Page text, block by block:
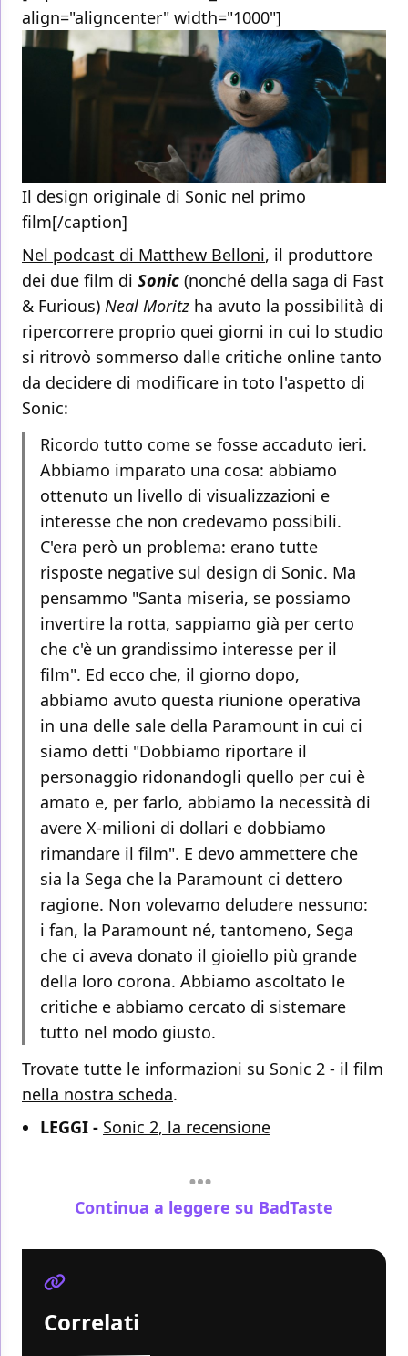
align="aligncenter" width="1000"]
Il design originale di Sonic nel primo
film[/caption]
Nel podcast di Matthew Belloni, il produttore
dei due film di Sonic (nonché della saga di Fast
& Furious) Neal Moritz ha avuto la possibilità di
ripercorrere proprio quei giorni in cui lo studio
si ritrovò sommerso dalle critiche online tanto
da decidere di modificare in toto l'aspetto di
Sonic:
Ricordo tutto come se fosse accaduto ieri.
Abbiamo imparato una cosa: abbiamo
ottenuto un livello di visualizzazioni e
interesse che non credevamo possibili.
C'era però un problema: erano tutte
risposte negative sul design di Sonic. Ma
pensammo "Santa miseria, se possiamo
invertire la rotta, sappiamo già per certo
che c'è un grandissimo interesse per il
film". Ed ecco che, il giorno dopo,
abbiamo avuto questa riunione operativa
in una delle sale della Paramount in cui ci
siamo detti "Dobbiamo riportare il
personaggio ridonandogli quello per cui è
amato e, per farlo, abbiamo la necessità di
avere X-milioni di dollari e dobbiamo
rimandare il film". E devo ammettere che
sia la Sega che la Paramount ci dettero
ragione. Non volevamo deludere nessuno:
i fan, la Paramount né, tantomeno, Sega
che ci aveva donato il gioiello più grande
della loro corona. Abbiamo ascoltato le
critiche e abbiamo cercato di sistemare
tutto nel modo giusto.
Trovate tutte le informazioni su Sonic 2 - il film
nella nostra scheda.
LEGGI - Sonic 2, la recensione
Continua a leggere su BadTaste
Correlati